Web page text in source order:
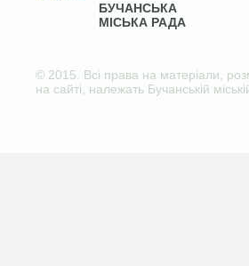
БУЧАНСЬКА
МІСЬКА РАДА
© 2015. Всі права на матеріали,
на сайті, належать Бучанській